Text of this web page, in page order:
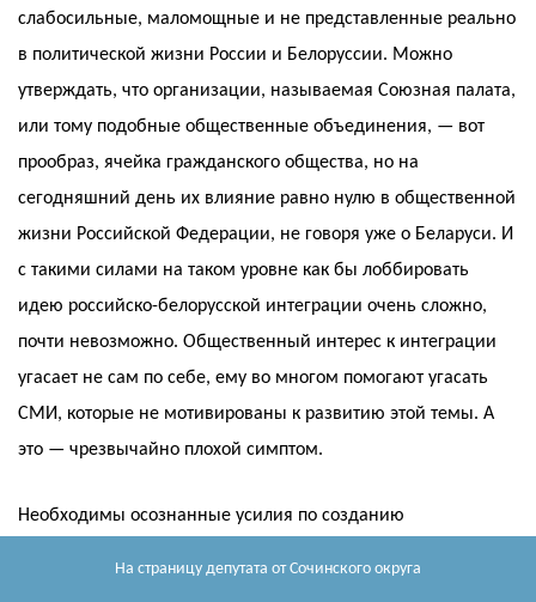
На страницу депутата от Сочинского округа
слабосильные, маломощные и не представленные реально
в политической жизни России и Белоруссии. Можно
утверждать, что организации, называемая Союзная палата,
или тому подобные общественные объединения, — вот
прообраз, ячейка гражданского общества, но на
сегодняшний день их влияние равно нулю в общественной
жизни Российской Федерации, не говоря уже о Беларуси. И
с такими силами на таком уровне как бы лоббировать
идею российско-белорусской интеграции очень сложно,
почти невозможно. Общественный интерес к интеграции
угасает не сам по себе, ему во многом помогают угасать
СМИ, которые не мотивированы к развитию этой темы. А
это — чрезвычайно плохой симптом.
Необходимы осознанные усилия по созданию